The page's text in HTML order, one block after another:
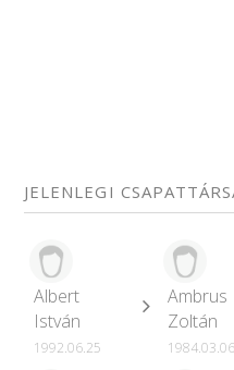
JELENLEGI
Albert
István
1992.06.25
Ambrus
Zoltán
1984.03.06